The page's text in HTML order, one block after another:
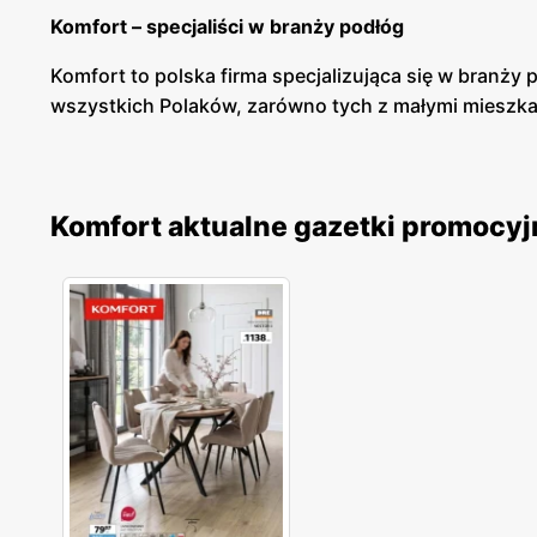
Komfort – specjaliści w branży podłóg
Komfort to polska firma specjalizująca się w branży
wszystkich Polaków, zarówno tych z małymi
drewniane, wykładziny elastyczne i dywanowe.
Komfort – gazetka promocyjna
Komfort posiada liczne promocje dla swoich
atrakcyjne wyprzedaże i promocje, dzięki którym
Komfort aktualne gazetki